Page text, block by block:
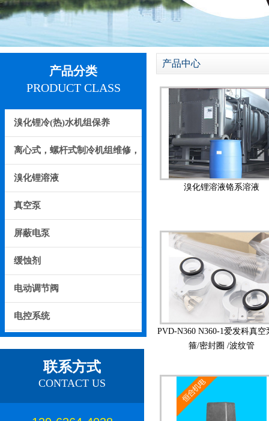
产品分类
PRODUCT CLASS
溴化锂冷(热)水机组保养
离心式，螺杆式制冷机组维修，
保养
溴化锂溶液
真空泵
屏蔽电泵
缓蚀剂
电动调节阀
电控系统
联系方式
CONTACT US
产品中心
溴化锂溶液铬系溶液
PVD-N360 N360-1爱发科真空
箍/密封圈 /波纹管